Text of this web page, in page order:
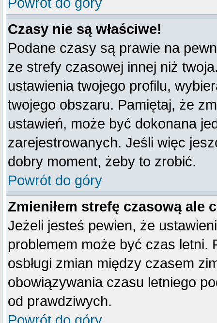
Czasy nie są właściwe!
Podane czasy są prawie na
ze strefy czasowej innej niż
ustawienia twojego profilu,
twojego obszaru. Pamiętaj, że
ustawień, może być dokonana
zarejestrowanych. Jeśli więc
dobry moment, żeby to zrobić.
Powrót do góry
Zmieniłem strefę czasową ale
Jeżeli jesteś pewien, że
problemem może być czas letni.
osbługi zmian między czasem
obowiązywania czasu letniego
od prawdziwych.